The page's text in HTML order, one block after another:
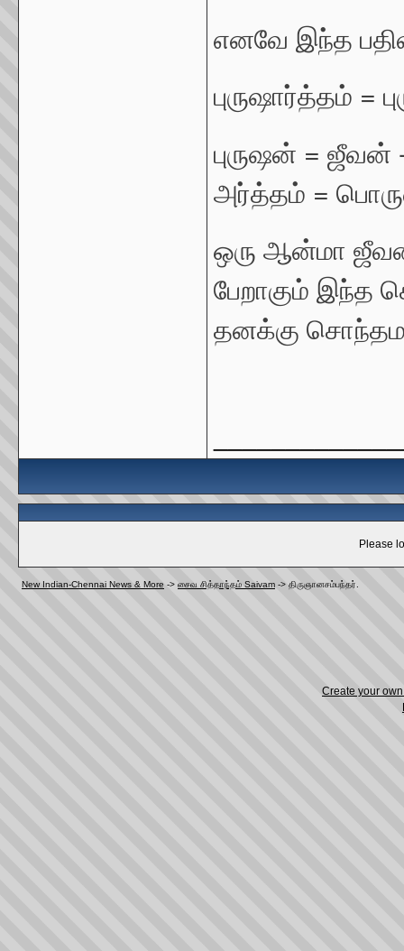
எனவே இந்த
புருஷார்த்தம் =
புருஷன் =
அர்த்தம் =
ஒரு ஆன்மா
பேறாகும்
தனக்கு
Please
New Indian-Chennai News & More -> சைவ சித்தாந்தம் Saivam -> திருஞானசம்பந்தர்.
Create your